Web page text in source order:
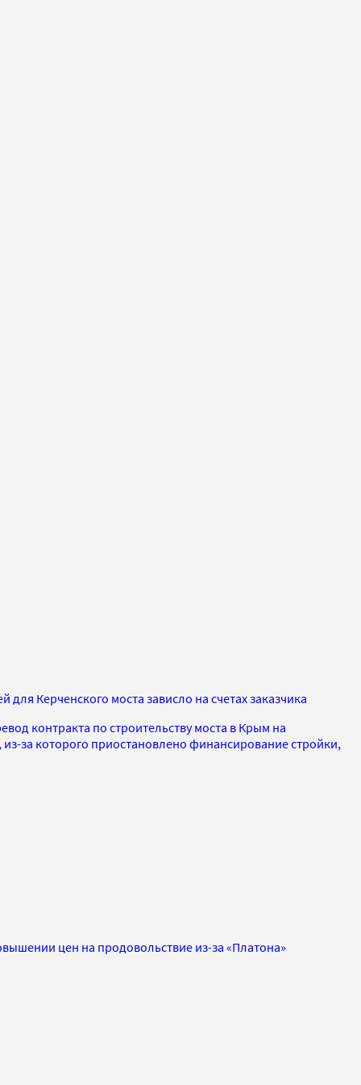
для Керченского моста зависло на счетах заказчика
контракта по строительству моста в Крым на
за которого приостановлено финансирование стройки,
цен на продовольствие из-за «Платона»